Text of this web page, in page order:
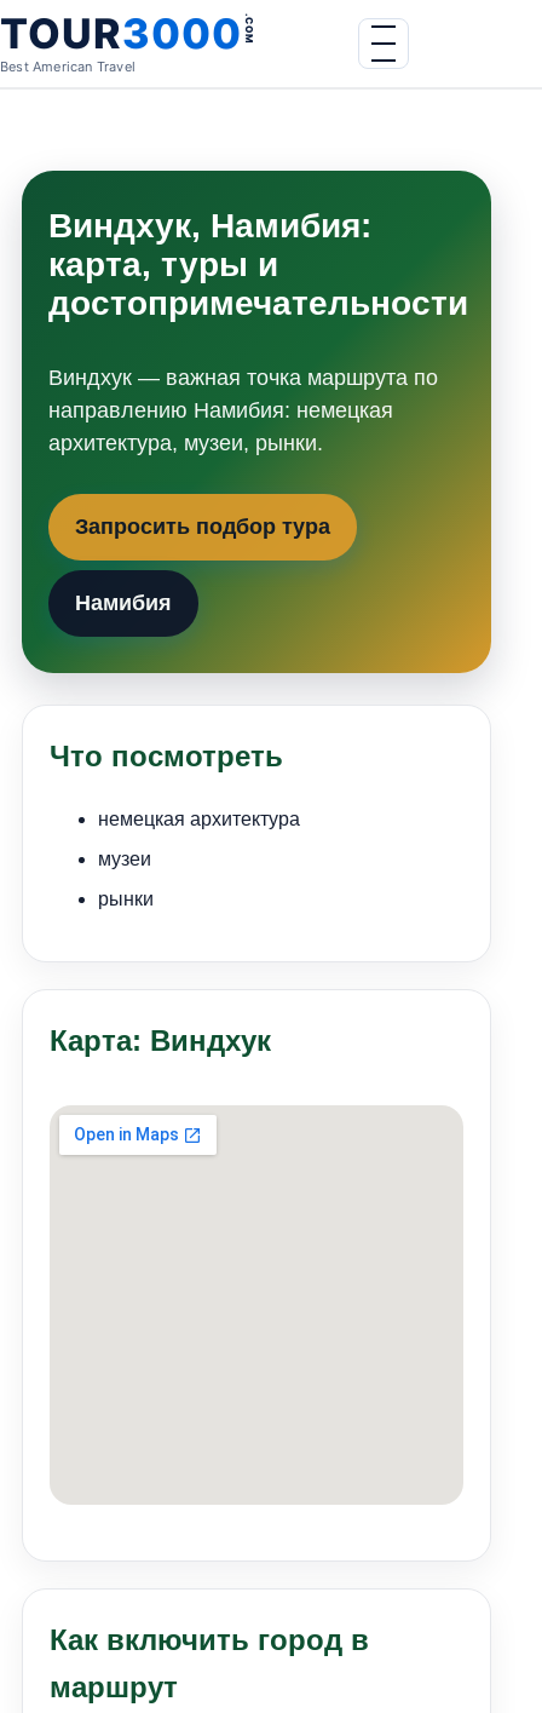
Skip to content
TOUR3000.COM
Best American Travel
Menu
Виндхук, Намибия:
карта, туры и
достопримечательности
Виндхук — важная точка маршрута по
направлению Намибия: немецкая
архитектура, музеи, рынки.
Запросить подбор тура
Намибия
Что посмотреть
немецкая архитектура
музеи
рынки
Карта: Виндхук
Как включить город в
маршрут